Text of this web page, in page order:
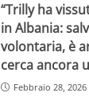
“Trilly ha
in Albania:
volontaria, è
cerca ancora
Febbraio 28, 2026